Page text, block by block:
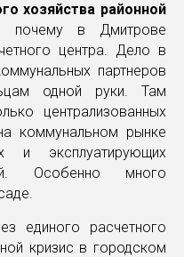
хозяйства районной
почему в Дмитрове
центра. Дело в
партнеров
одной руки. Там
централизованных
коммунальном рынке
и эксплуатирующих
Особенно много
единого расчетного
кризис в городском